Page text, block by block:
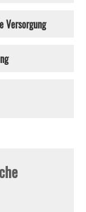
Versorgung